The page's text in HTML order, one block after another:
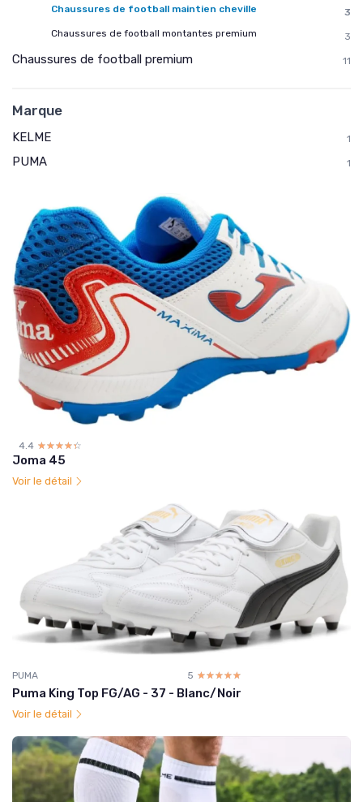
Chaussures de football maintien cheville
3
Chaussures de football montantes premium
3
Chaussures de football premium 11
Marque
KELME 1
PUMA 1
4.4 ☆☆☆☆☆
★★★★★
Joma 45
Voir le détail
PUMA 5 ☆☆☆☆☆
★★★★★
Puma King Top FG/AG - 37 - Blanc/Noir
Voir le détail